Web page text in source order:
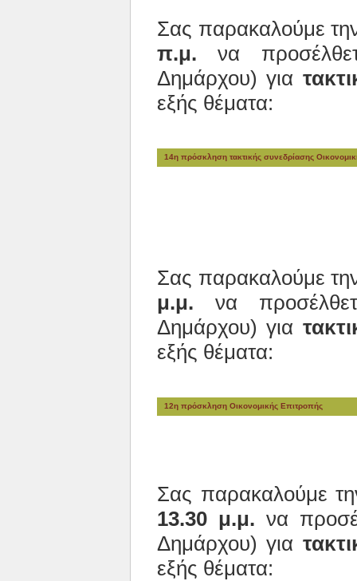
Σας παρακαλούμε
π.μ. να
Δημάρχου) για
εξής θέματα:
14η πρόσκληση τακτικής συνεδρίασης
Σας παρακαλούμε
μ.μ. να
Δημάρχου) για
εξής θέματα:
12η πρόσκληση Οικονομικής Επιτροπής
Σας παρακαλούμε
13.30 μ.μ. να
Δημάρχου) για
εξής θέματα: